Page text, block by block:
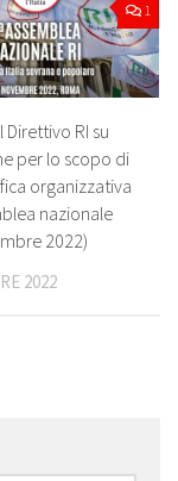
1
RI su
per lo scopo di
organizzativa
nazionale
2022)
2022